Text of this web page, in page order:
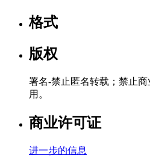
格式
版权
署名-禁止匿名转载；禁止
用。
商业许可证
进一步的信息